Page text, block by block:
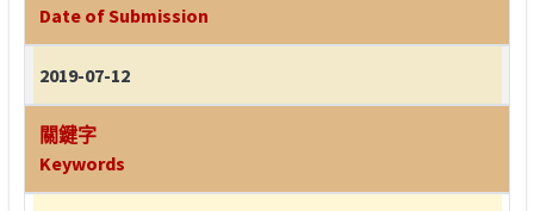
Date of Submission
2019-07-12
關鍵字
Keywords